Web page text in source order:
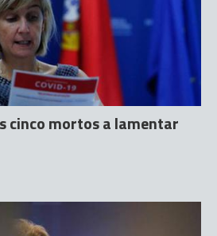
cinco mortos a lamentar